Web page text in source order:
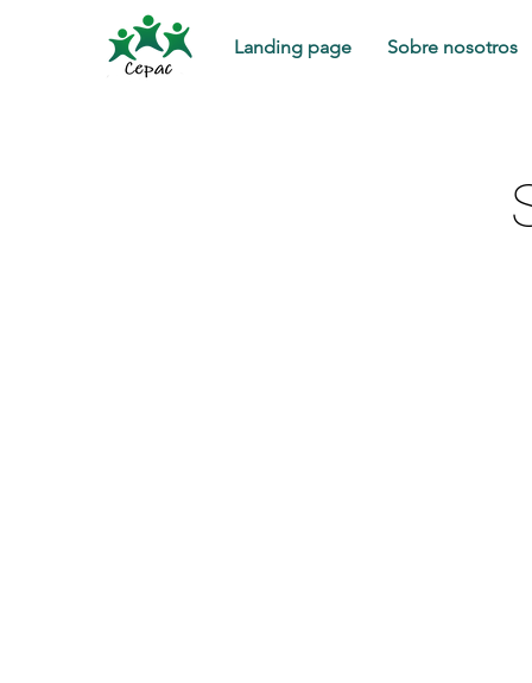
Landing page Sobre nosotros